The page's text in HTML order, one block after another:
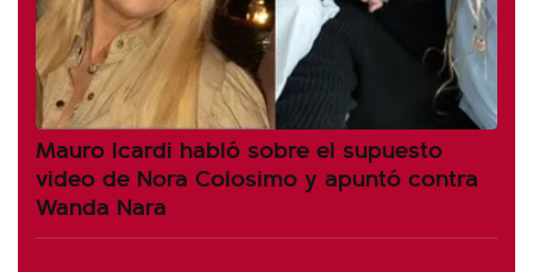
Mauro Icardi habló sobre el supuesto
video de Nora Colosimo y apuntó contra
Wanda Nara